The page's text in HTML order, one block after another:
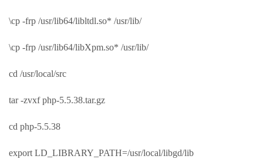
\cp -frp /usr/lib64/libltdl.so* /usr/lib/
\cp -frp /usr/lib64/libXpm.so* /usr/lib/
cd /usr/local/src
tar -zvxf php-5.5.38.tar.gz
cd php-5.5.38
export LD_LIBRARY_PATH=/usr/local/libgd/lib